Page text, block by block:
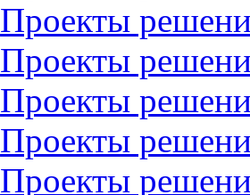
Проекты
Проекты
Проекты
Проекты
Проекты